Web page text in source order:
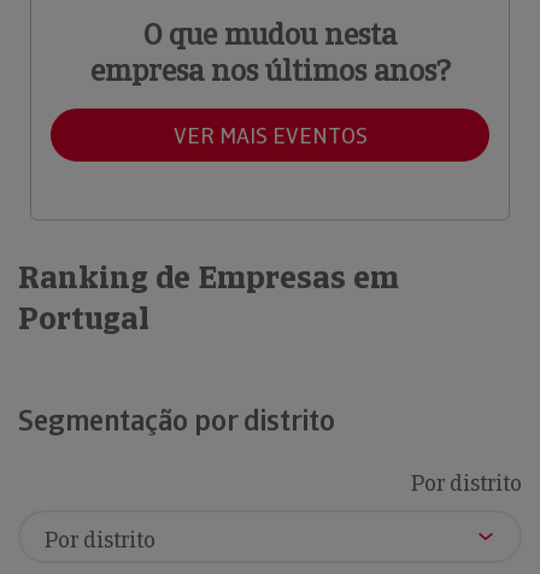
O que mudou nesta
empresa nos últimos anos?
VER MAIS EVENTOS
Ranking de Empresas em
Portugal
Segmentação por distrito
Por distrito